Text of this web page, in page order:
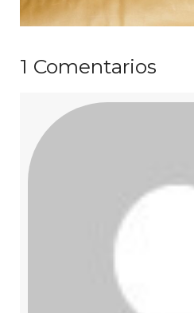
1 Comentarios